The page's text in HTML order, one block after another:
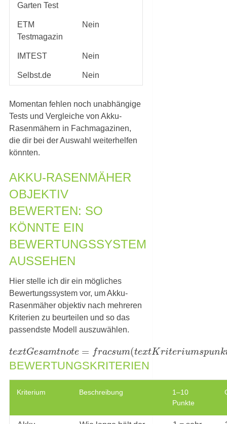
Garten Test
ETM
Testmagazin
Nein
IMTEST Nein
Selbst.de Nein
Momentan fehlen noch unabhängige
Tests und Vergleiche von Akku-
Rasenmähern in Fachmagazinen,
die dir bei der Auswahl weiterhelfen
könnten.
AKKU-RASENMÄHER
OBJEKTIV
BEWERTEN: SO
KÖNNTE EIN
BEWERTUNGSSYSTEM
AUSSEHEN
Hier stelle ich dir ein mögliches
Bewertungssystem vor, um Akku-
Rasenmäher objektiv nach mehreren
Kriterien zu beurteilen und so das
passendste Modell auszuwählen.
textGesamtnote = fracsum(textKriteriumspunk
BEWERTUNGSKRITERIEN
Kriterium Beschreibung
1–10
Punkte